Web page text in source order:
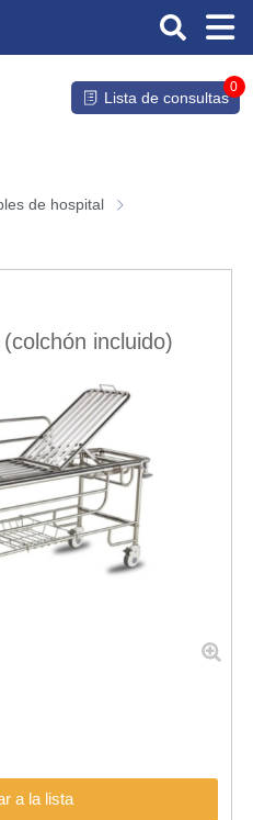
Lista de consultas
0
de hospital
incluido)
a la lista